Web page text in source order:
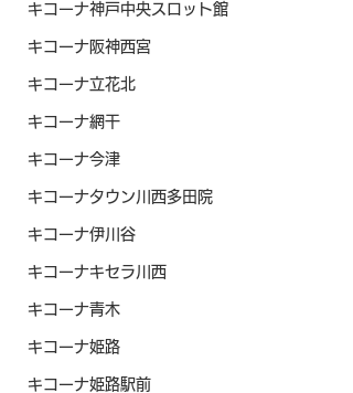
キコーナ神戸中央スロット館
キコーナ阪神西宮
キコーナ立花北
キコーナ網干
キコーナ今津
キコーナタウン川西多田院
キコーナ伊川谷
キコーナキセラ川西
キコーナ青木
キコーナ姫路
キコーナ姫路駅前